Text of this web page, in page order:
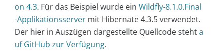
on 4.3. Für das Beispiel wurde ein Wildfly-8.1.0.Final
-Applikationsserver mit Hibernate 4.3.5 verwendet.
Der hier in Auszügen dargestellte Quellcode stehta
uf GitHub zur Verfügung.